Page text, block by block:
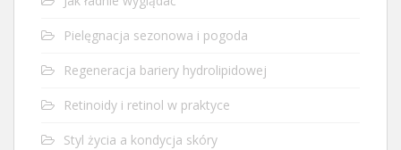
Pielęgnacja sezonowa i pogoda
Regeneracja bariery hydrolipidowej
Retinoidy i retinol w praktyce
Styl życia a kondycja skóry